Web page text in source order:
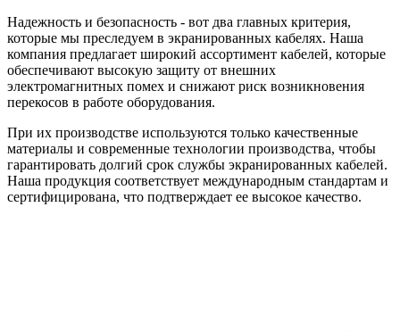
Надежность и безопасность - вот два главных критерия,
которые мы преследуем в экранированных кабелях. Наша
компания предлагает широкий ассортимент кабелей, которые
обеспечивают высокую защиту от внешних
электромагнитных помех и снижают риск возникновения
перекосов в работе оборудования.
При их производстве используются только качественные
материалы и современные технологии производства, чтобы
гарантировать долгий срок службы экранированных кабелей.
Наша продукция соответствует международным стандартам и
сертифицирована, что подтверждает ее высокое качество.